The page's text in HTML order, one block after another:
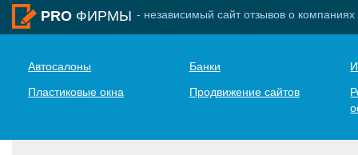
PRO ФИРМЫ - независимый сайт отзывов о компаниях
Автосалоны Банки
Пластиковые окна
Продвижение сайтов